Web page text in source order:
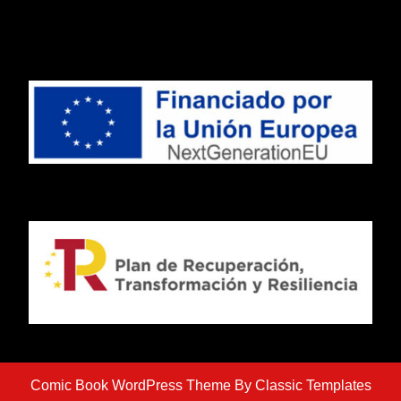
Comic Book WordPress Theme By Classic Templates